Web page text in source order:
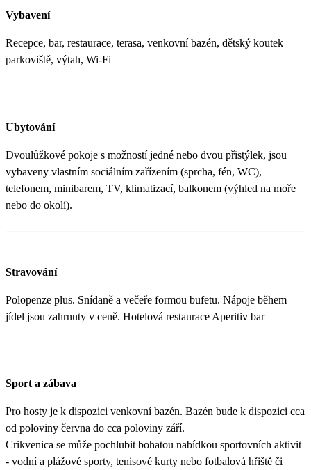
Vybavení
Recepce, bar, restaurace, terasa, venkovní bazén, dětský koutek
parkoviště, výtah, Wi-Fi
Ubytování
Dvoulůžkové pokoje s možností jedné nebo dvou přistýlek, jsou
vybaveny vlastním sociálním zařízením (sprcha, fén, WC),
telefonem, minibarem, TV, klimatizací, balkonem (výhled na moře
nebo do okolí).
Stravování
Polopenze plus. Snídaně a večeře formou bufetu. Nápoje během
jídel jsou zahrnuty v ceně. Hotelová restaurace Aperitiv bar
Sport a zábava
Pro hosty je k dispozici venkovní bazén. Bazén bude k dispozici cca
od poloviny června do cca poloviny září.
Crikvenica se může pochlubit bohatou nabídkou sportovních aktivit
- vodní a plážové sporty, tenisové kurty nebo fotbalová hřiště či